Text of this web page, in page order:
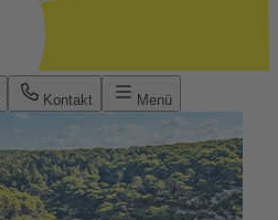
Kontakt Menü